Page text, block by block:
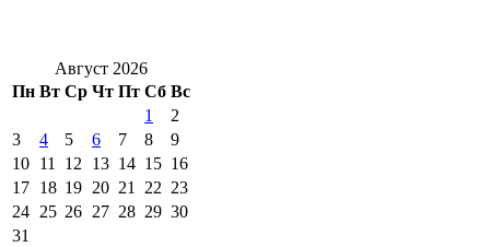
Август 2026
Пн Вт Ср Чт Пт Сб Вс
1
2
3
4 5 6 7 8
9
10 11 12 13 14 15 16
17 18 19 20 21 22 23
24 25 26 27 28 29 30
31